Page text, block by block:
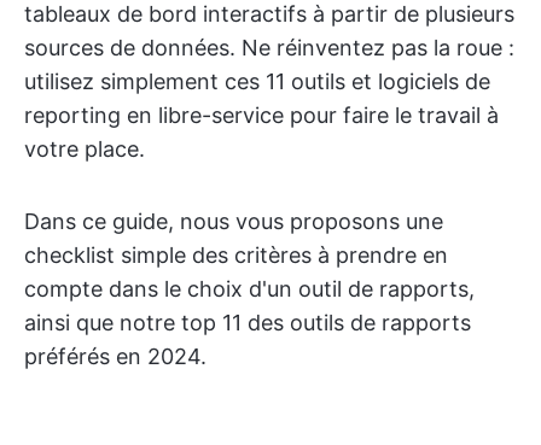
tableaux de bord interactifs à partir de plusieurs
sources de données. Ne réinventez pas la roue :
utilisez simplement ces 11 outils et logiciels de
reporting en libre-service pour faire le travail à
votre place.
Dans ce guide, nous vous proposons une
checklist simple des critères à prendre en
compte dans le choix d'un outil de rapports,
ainsi que notre top 11 des outils de rapports
préférés en 2024.